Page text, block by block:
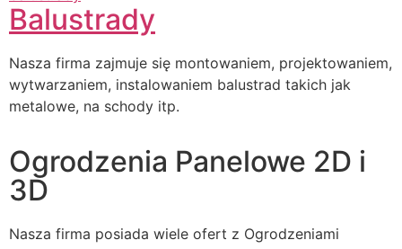
Balustrady
Nasza firma zajmuje się montowaniem, projektowaniem,
wytwarzaniem, instalowaniem balustrad takich jak
metalowe, na schody itp.
Ogrodzenia Panelowe 2D i
3D
Nasza firma posiada wiele ofert z Ogrodzeniami